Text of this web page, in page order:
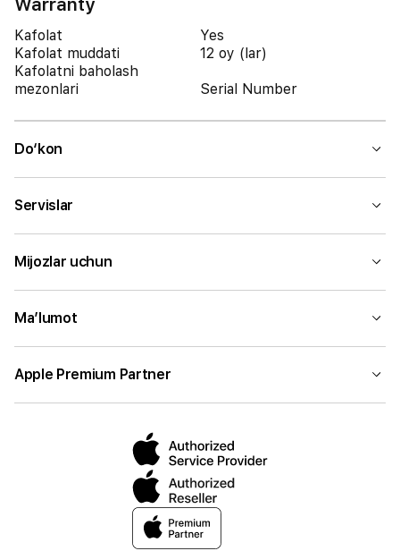
Warranty
Kafolat
Yes
Kafolat muddati
12 oy (lar)
Kafolatni baholash
mezonlari
Serial Number
Do‘kon
Servislar
Mijozlar uchun
Ma’lumot
Apple Premium Partner